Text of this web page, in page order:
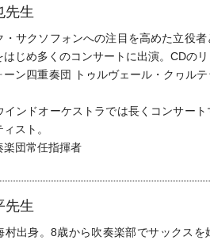
先生
・サクソフォンへの注目を高めた立役
はじめ多くのコンサートに出演。CDの
ーン四重奏団 トゥルヴェール・クヮル
インドオーケストラでは長くコンサー
スト。
楽団常任指揮者
先生
村出身。8歳から吹奏楽部でサックス